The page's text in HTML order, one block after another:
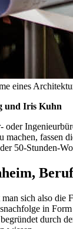
eines
und Iris Kuhn
oder
machen, fassen
50-Stunden-
sich also die
in
durch